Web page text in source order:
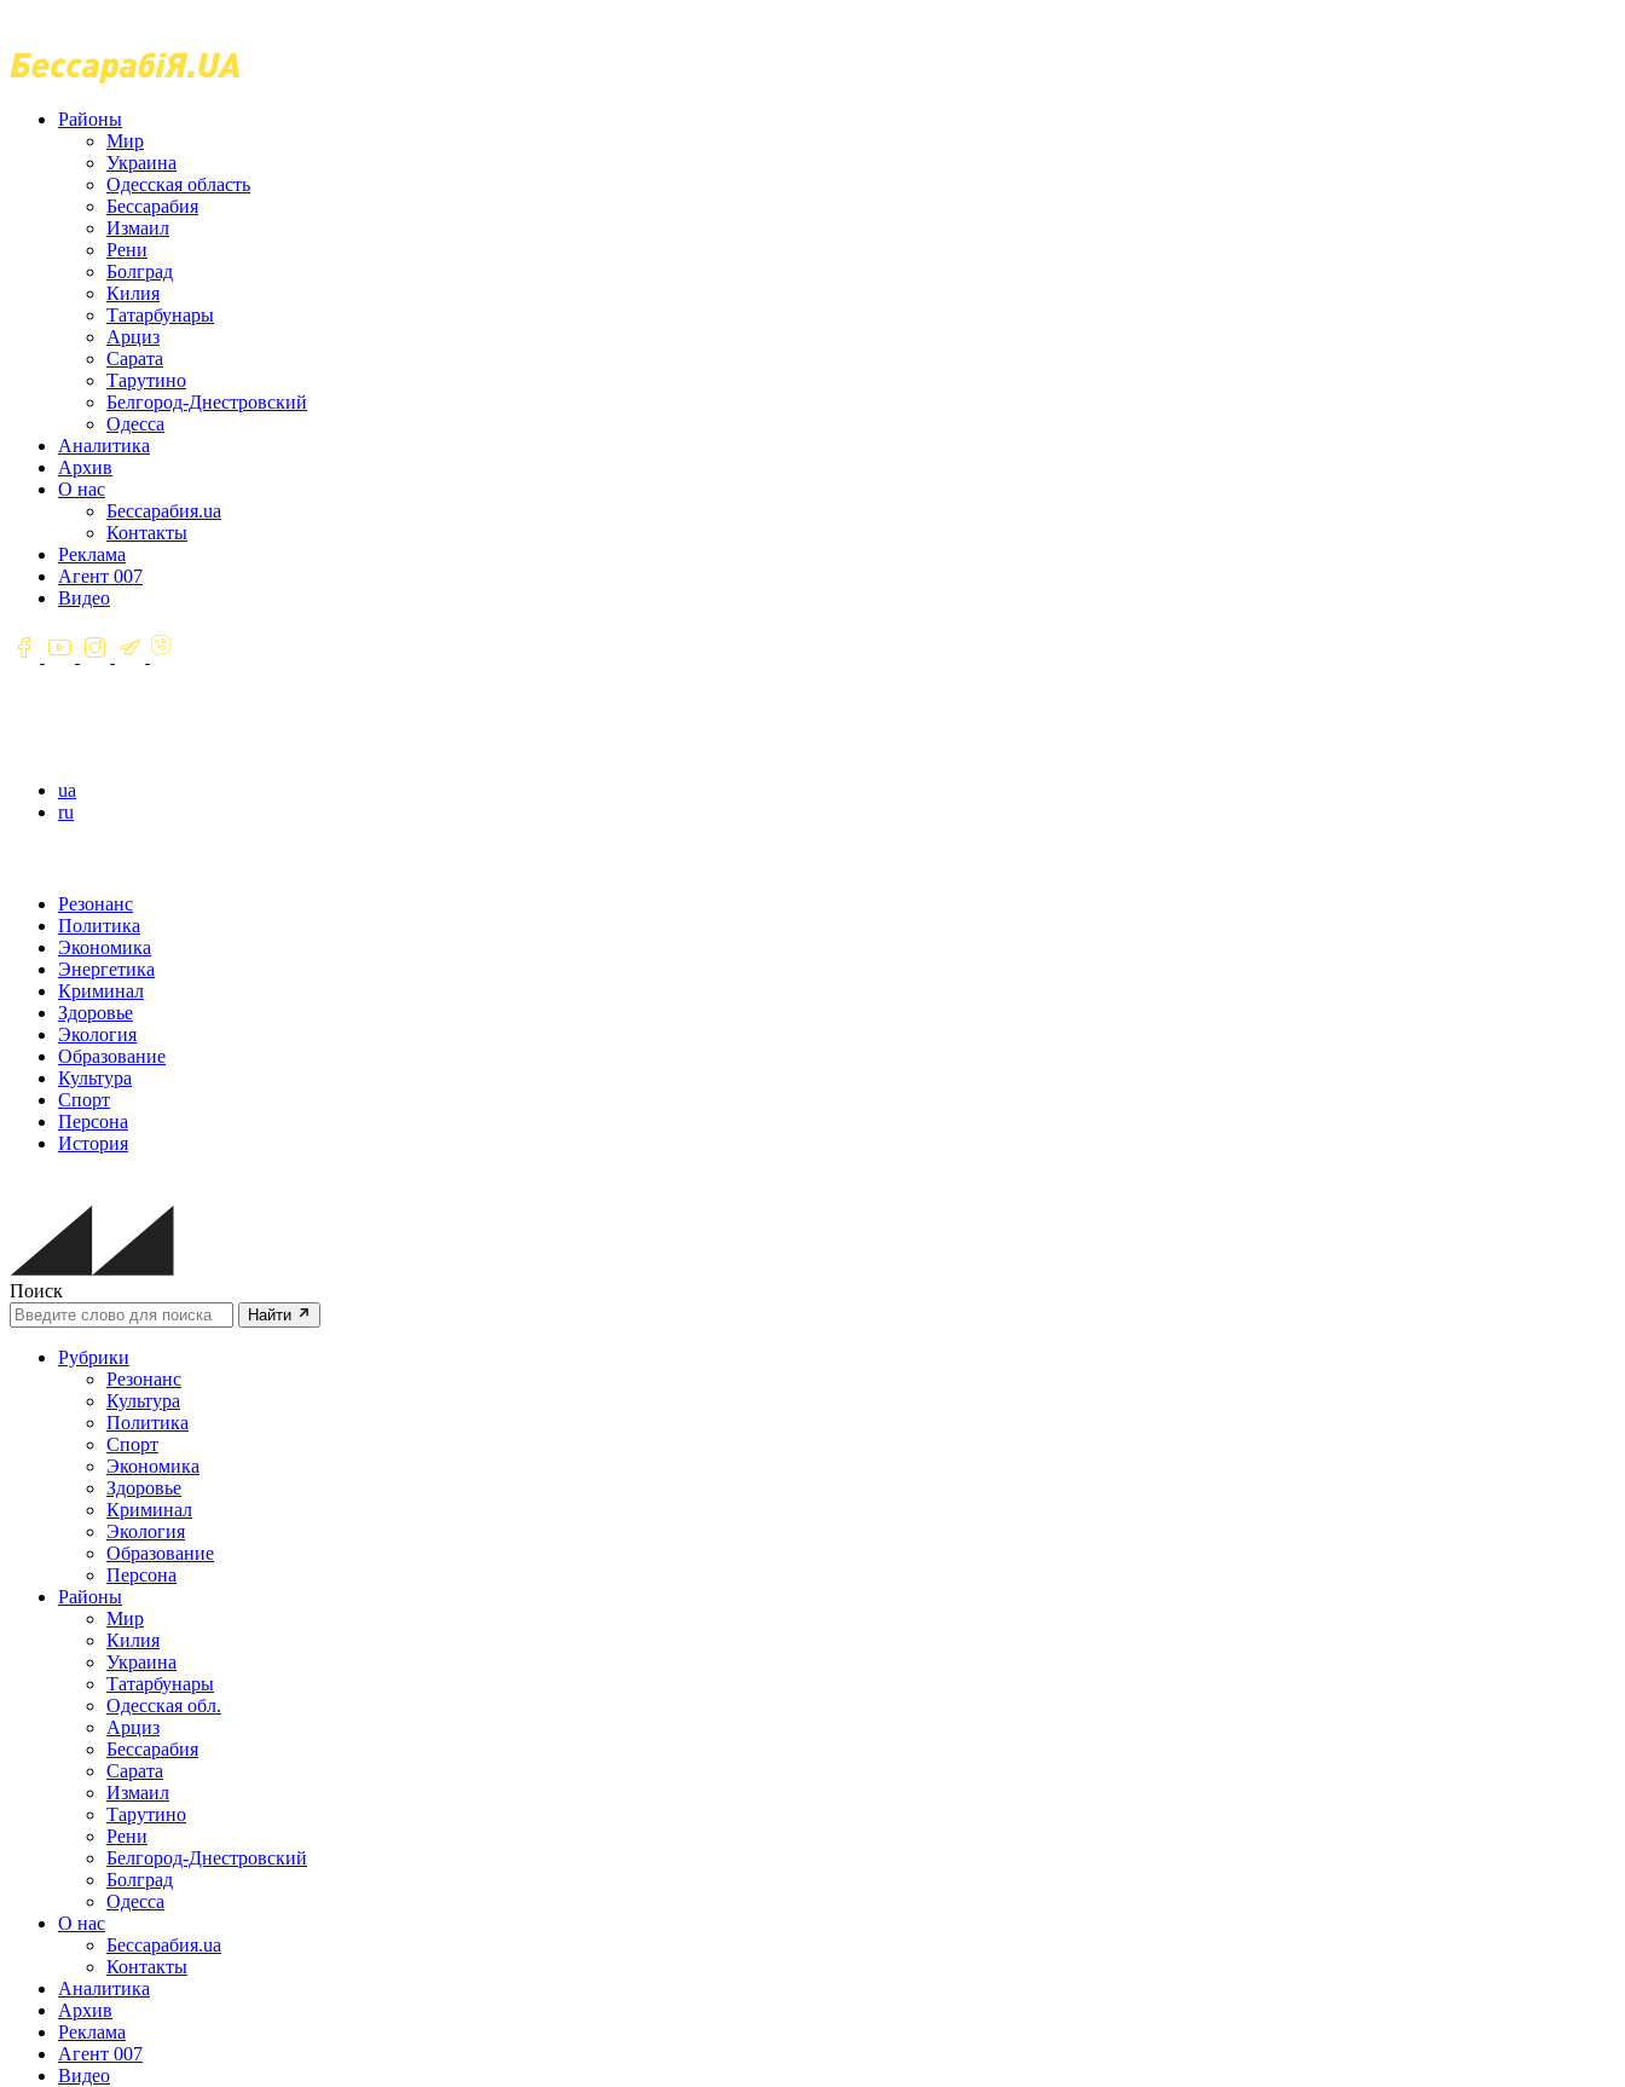
Районы
Мир
Украина
Одесская область
Бессарабия
Измаил
Рени
Болград
Килия
Татарбунары
Арциз
Сарата
Тарутино
Белгород-Днестровский
Одесса
Аналитика
Архив
О нас
Бессарабия.ua
Контакты
Реклама
Агент 007
Видео
ua
ru
Резонанс
Политика
Экономика
Энергетика
Криминал
Здоровье
Экология
Образование
Культура
Спорт
Персона
История
Поиск
Найти
Рубрики
Резонанс
Культура
Политика
Спорт
Экономика
Здоровье
Криминал
Экология
Образование
Персона
Районы
Мир
Килия
Украина
Татарбунары
Одесская обл.
Арциз
Бессарабия
Сарата
Измаил
Тарутино
Рени
Белгород-Днестровский
Болград
Одесса
О нас
Бессарабия.ua
Контакты
Аналитика
Архив
Реклама
Агент 007
Видео